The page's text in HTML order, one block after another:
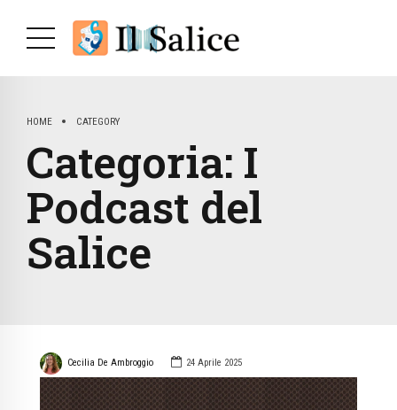
HOME CATEGORY
Categoria: I
Podcast del
Salice
Cecilia De Ambroggio 24 Aprile 2025